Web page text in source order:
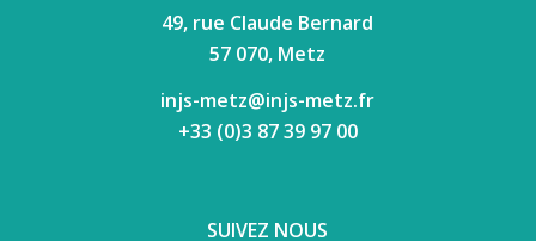
49, rue Claude Bernard
57 070, Metz
injs-metz@injs-metz.fr
+33 (0)3 87 39 97 00
SUIVEZ NOUS